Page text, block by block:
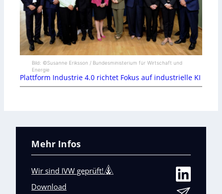
Bild: ©Susanne Eriksson / Bundesministerium für Wirtschaft und
Energie
Plattform Industrie 4.0 richtet Fokus auf industrielle KI
Mehr Infos
Wir sind IVW geprüft!
Download